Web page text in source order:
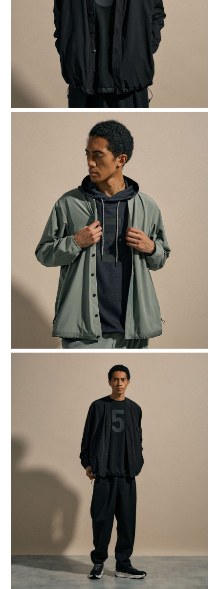
１．透過由恩沛科技股份有限公司提供之「AFTEE先享後付」服務完成之交
易，需依本服務之必要範圍內提供個人資料，並將交易相關給付款項請求債
權轉讓予恩沛科技股份有限公司。
２．關於個人資料處理事宜，請瀏覽以下網址：
https://aftee.tw/terms/#terms3
３．未成年的使用者請事先徵得法定代理人或監護人之同意方可使用
「AFTEE先享後付」，若未經同意申辦者引起之損失，本公司不負相關責
４．使用「AFTEE先享後付」時，將依據個別帳號之用戶狀況，依本公司即
時審查核予不同之上限額度；若仍有額度不足之情形，本公司將視審查結果
請求用戶進行身份認證。
５．嚴禁一人註冊多個帳號或使用他人資訊註冊。若發現惡意使用之情形，
恩沛科技股份有限公司將有權停止該用戶之使用額度並採取法律行動。